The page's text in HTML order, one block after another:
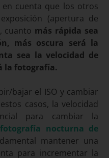
cuenta que los otros
(apertura de
cuanto más rápida sea
más oscura será la
sea la velocidad de
la fotografía.
bajar el ISO y cambiar
casos, la velocidad
para cambiar la
fotografía nocturna de
mantener una
para incrementar la